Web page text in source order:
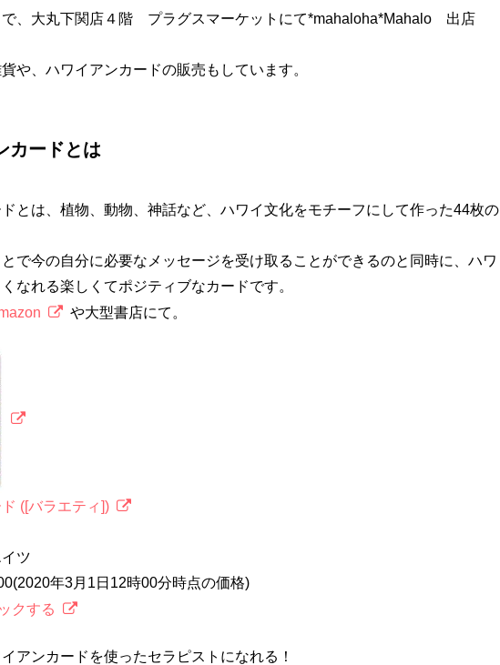
で、大丸下関店４階 プラグスマーケットにて*mahaloha*Mahalo 出店
や、ハワイアンカードの販売もしています。
カードとは
とは、植物、動物、神話など、ハワイ文化をモチーフにして作った44枚の
で今の自分に必要なメッセージを受け取ることができるのと同時に、ハワ
なれる楽しくてポジティブなカードです。
や大型書店にて。
([バラエティ])
ツ
年3月1日12時00分時点の価格)
クする
イアンカードを使ったセラピストになれる！